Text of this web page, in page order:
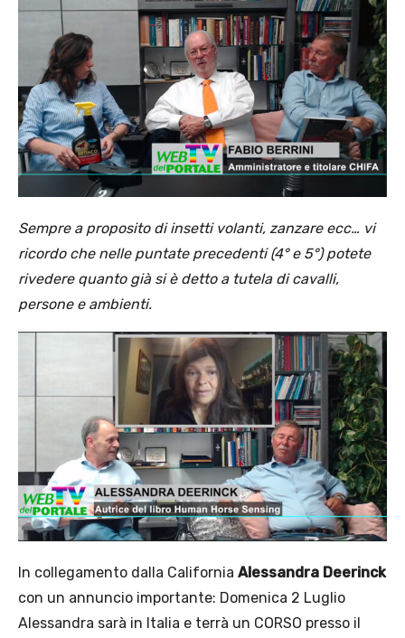
Sempre a proposito di insetti volanti, zanzare ecc… vi
ricordo che nelle puntate precedenti (4° e 5°) potete
rivedere quanto già si è detto a tutela di cavalli,
persone e ambienti.
In collegamento dalla California Alessandra Deerinck
con un annuncio importante: Domenica 2 Luglio
Alessandra sarà in Italia e terrà un CORSO presso il